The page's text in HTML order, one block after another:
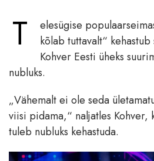
T
elesügise
kõlab tuttavalt“
Kohver Eesti üheks
nubluks.
„Vähemalt ei ole seda
viisi pidama,“ naljatles Kohver,
tuleb nubluks kehastuda.